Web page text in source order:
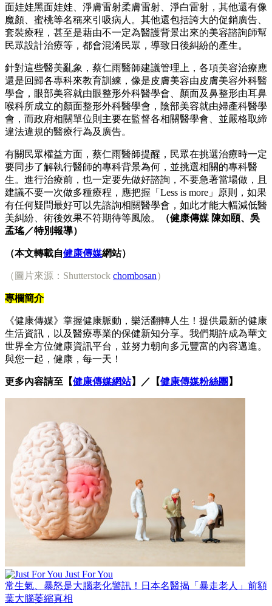
面娃娃黑面娃娃、淨膚雷射柔膚雷射、淨白雷射，其他還有像
魔顏、蜜桃等名稱來引吸病人。其他還包括誇大的促銷廣告、
套裝療程，甚至是藉由不一定為醫護背景出來的美容諮詢師幫
民眾設計治療等，都會混淆民眾，導致日後糾紛的產生。
針對這些醫美亂象，蔡仁雨醫師建議管理上，各項美容治療應
還是回歸各專科來教育訓練，像是皮膚美容由皮膚美容外科醫
學會，眼部美容就由眼整形外科醫學會、顏面及鼻整形由耳鼻
喉科所成立的顏面整形外科醫學會，陰部美容就由婦產科醫學
會，而政府相關單位則主要在監督各相關醫學會、並嚴格取締
違法違規的醫療行為及廣告。
有關民眾權益方面，蔡仁雨醫師提醒，民眾在挑選治療時一定
要同步了解執行醫師的專科背景為何，並挑選相關的專科醫
生。進行治療前，也一定要先做好諮詢，不要急著當場做，且
建議不要一次做多種療程，應把握「Less is more」原則，如果
有任何疑問最好可以先諮詢相關醫學會，如此才能大幅減低醫
美糾紛、術後效果不符期待等風險。
（健康傳媒 陳如頤、吳
孟瑤／特別報導）
（本文轉載自健康傳媒網站）
（圖片來源：Shutterstock chombosan）
專欄簡介
《健康傳媒》掌握健康脈動，樂活翻轉人生！提供最新的健康
生活資訊，以及醫療專業的保健新知分享。我們期許成為華文
世界全方位健康資訊平台，並努力朝向多元豐富的內容邁進。
與您一起，健康，每一天！
更多內容請至【健康傳媒網站】／【健康傳媒粉絲團 】
Just For You
常生氣、暴怒是大腦老化警訊！日本名醫揭「暴走老人」前額
葉大腦萎縮真相